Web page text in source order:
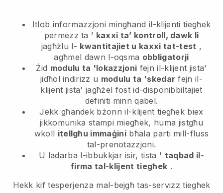
Itlob informazzjoni mingħand il-klijenti tiegħek
permezz ta ’ kaxxi ta’ kontroll, dawk li
jagħżlu l- kwantitajiet u kaxxi tat-test ,
agħmel dawn l-oqsma obbligatorji
Żid modulu ta 'lokazzjoni fejn il-klijent jista'
jidħol indirizz u modulu ta 'skedar fejn il-
klijent jista' jagħżel fost id-disponibbiltajiet
definiti minn qabel.
Jekk għandek bżonn il-klijent tiegħek biex
jikkomunika stampi miegħek, huma jistgħu
wkoll itellgħu immaġini bħala parti mill-fluss
tal-prenotazzjoni.
U ladarba l-ibbukkjar isir, tista ' taqbad il-
firma tal-klijent tiegħek .
Hekk kif tesperjenza mal-bejgħ tas-servizz tiegħek